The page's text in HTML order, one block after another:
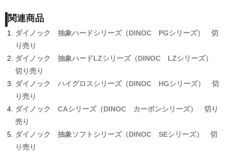
関連商品
ダイノック 抽象ハードシリーズ（DINOC PGシリーズ） 切
り売り
ダイノック 抽象ハードLZシリーズ（DINOC LZシリーズ）
切り売り
ダイノック ハイグロスシリーズ（DINOC HGシリーズ） 切
り売り
ダイノック CAシリーズ（DINOC カーボンシリーズ） 切り
売り
ダイノック 抽象ソフトシリーズ（DINOC SEシリーズ） 切
り売り